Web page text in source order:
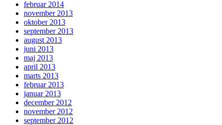
februar 2014
november 2013
oktober 2013
september 2013
august 2013
juni 2013
maj 2013
april 2013
marts 2013
februar 2013
januar 2013
december 2012
november 2012
september 2012